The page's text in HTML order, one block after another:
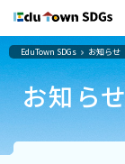
EduTown SDGs お知らせ
お知ら